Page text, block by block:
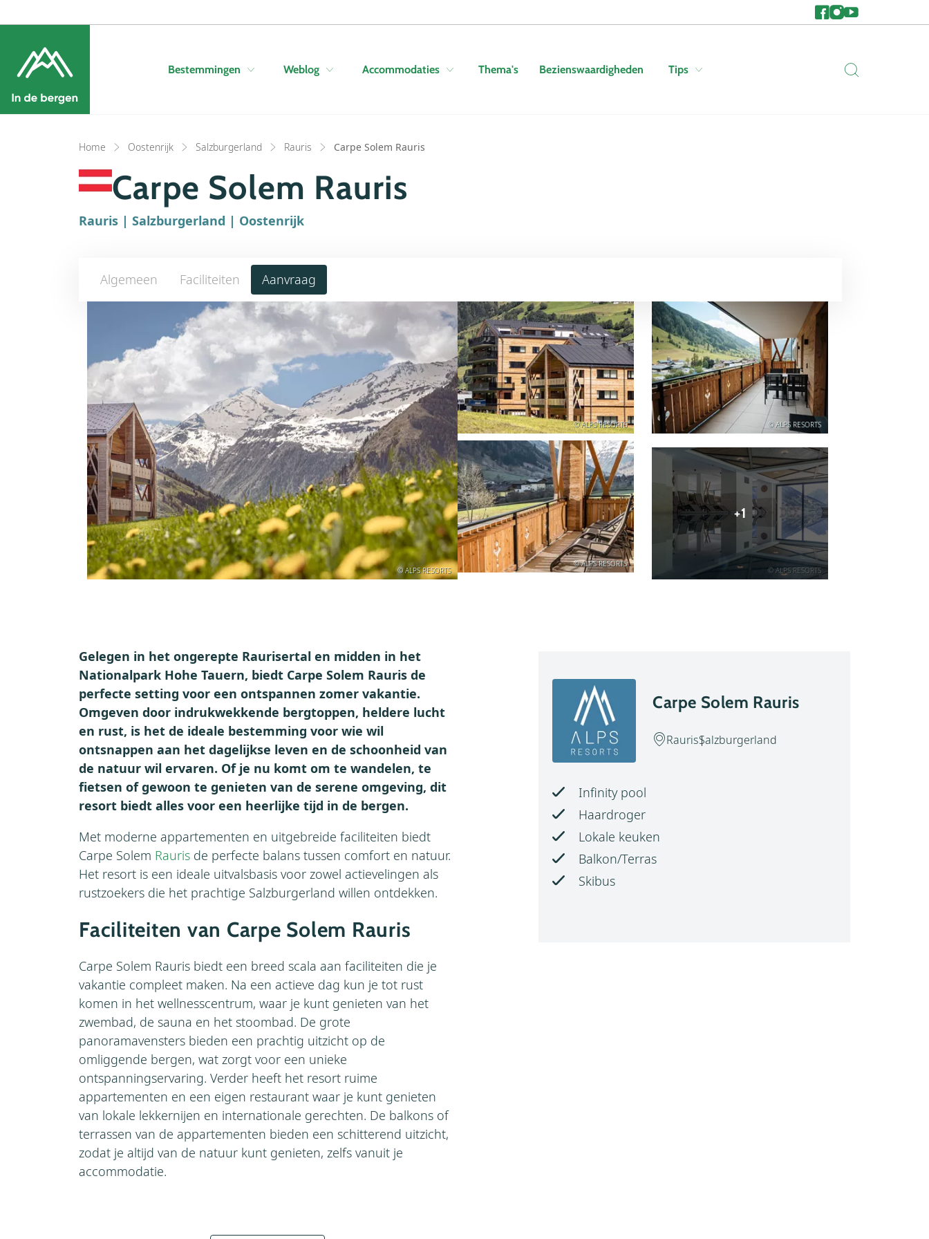
Bestemmingen Weblog Accommodaties Thema's Bezienswaardigheden Tips
Home Oostenrijk Salzburgerland Rauris Carpe Solem Rauris
Carpe Solem Rauris
Rauris | Salzburgerland | Oostenrijk
Algemeen Faciliteiten Aanvraag
© ALPS RESORTS
© ALPS RESORTS © ALPS RESORTS
© ALPS RESORTS
© ALPS RESORTS
+1
Gelegen in het ongerepte Raurisertal en midden in het
Nationalpark Hohe Tauern, biedt Carpe Solem Rauris de
perfecte setting voor een ontspannen zomer vakantie.
Omgeven door indrukwekkende bergtoppen, heldere lucht
en rust, is het de ideale bestemming voor wie wil
ontsnappen aan het dagelijkse leven en de schoonheid van
de natuur wil ervaren. Of je nu komt om te wandelen, te
fietsen of gewoon te genieten van de serene omgeving, dit
resort biedt alles voor een heerlijke tijd in de bergen.
Met moderne appartementen en uitgebreide faciliteiten biedt
Carpe Solem Rauris de perfecte balans tussen comfort en natuur.
Het resort is een ideale uitvalsbasis voor zowel actievelingen als
rustzoekers die het prachtige Salzburgerland willen ontdekken.
Faciliteiten van Carpe Solem Rauris
Carpe Solem Rauris biedt een breed scala aan faciliteiten die je
vakantie compleet maken. Na een actieve dag kun je tot rust
komen in het wellnesscentrum, waar je kunt genieten van het
zwembad, de sauna en het stoombad. De grote
panoramavensters bieden een prachtig uitzicht op de
omliggende bergen, wat zorgt voor een unieke
ontspanningservaring. Verder heeft het resort ruime
appartementen en een eigen restaurant waar je kunt genieten
van lokale lekkernijen en internationale gerechten. De balkons of
terrassen van de appartementen bieden een schitterend uitzicht,
zodat je altijd van de natuur kunt genieten, zelfs vanuit je
accommodatie.
Carpe Solem Rauris
RaurisSalzburgerland
Infinity pool
Haardroger
Lokale keuken
Balkon/Terras
Skibus